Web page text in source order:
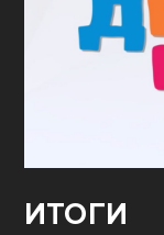
ИТОГИ